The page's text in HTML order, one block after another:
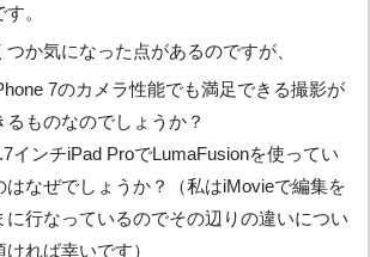
。
つか気になった点があるのですが、
7のカメラ性能でも満足できる撮影が
るものなのでしょうか？
インチiPad ProでLumaFusionを使ってい
はなぜでしょうか？（私はiMovieで編集を
に行なっているのでその辺りの違いについ
ければ幸いです）